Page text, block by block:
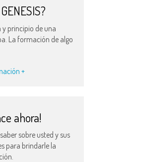
y principio de una
La formación de algo
+
ahora!
sobre usted y sus
para brindarle la